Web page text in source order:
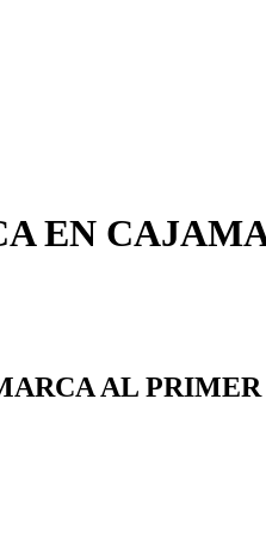
EN
AL PRIMER